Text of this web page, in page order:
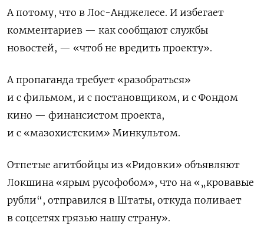
А потому, что в Лос-Анджелесе. И избегает
комментариев — как сообщают службы
новостей, — «чтоб не вредить проекту».
А пропаганда требует «разобраться»
и с фильмом, и с постановщиком, и с Фондом
кино — финансистом проекта,
и с «мазохистским» Минкультом.
Отпетые агитбойцы из «Ридовки» объявляют
Локшина «ярым русофобом», что на «„кровавые
рубли“, отправился в Штаты, откуда поливает
в соцсетях грязью нашу страну».